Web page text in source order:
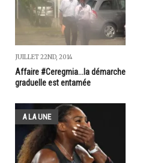
JUILLET 22ND, 2014
Affaire #Ceregmia...la démarche
graduelle est entamée
A LA UNE